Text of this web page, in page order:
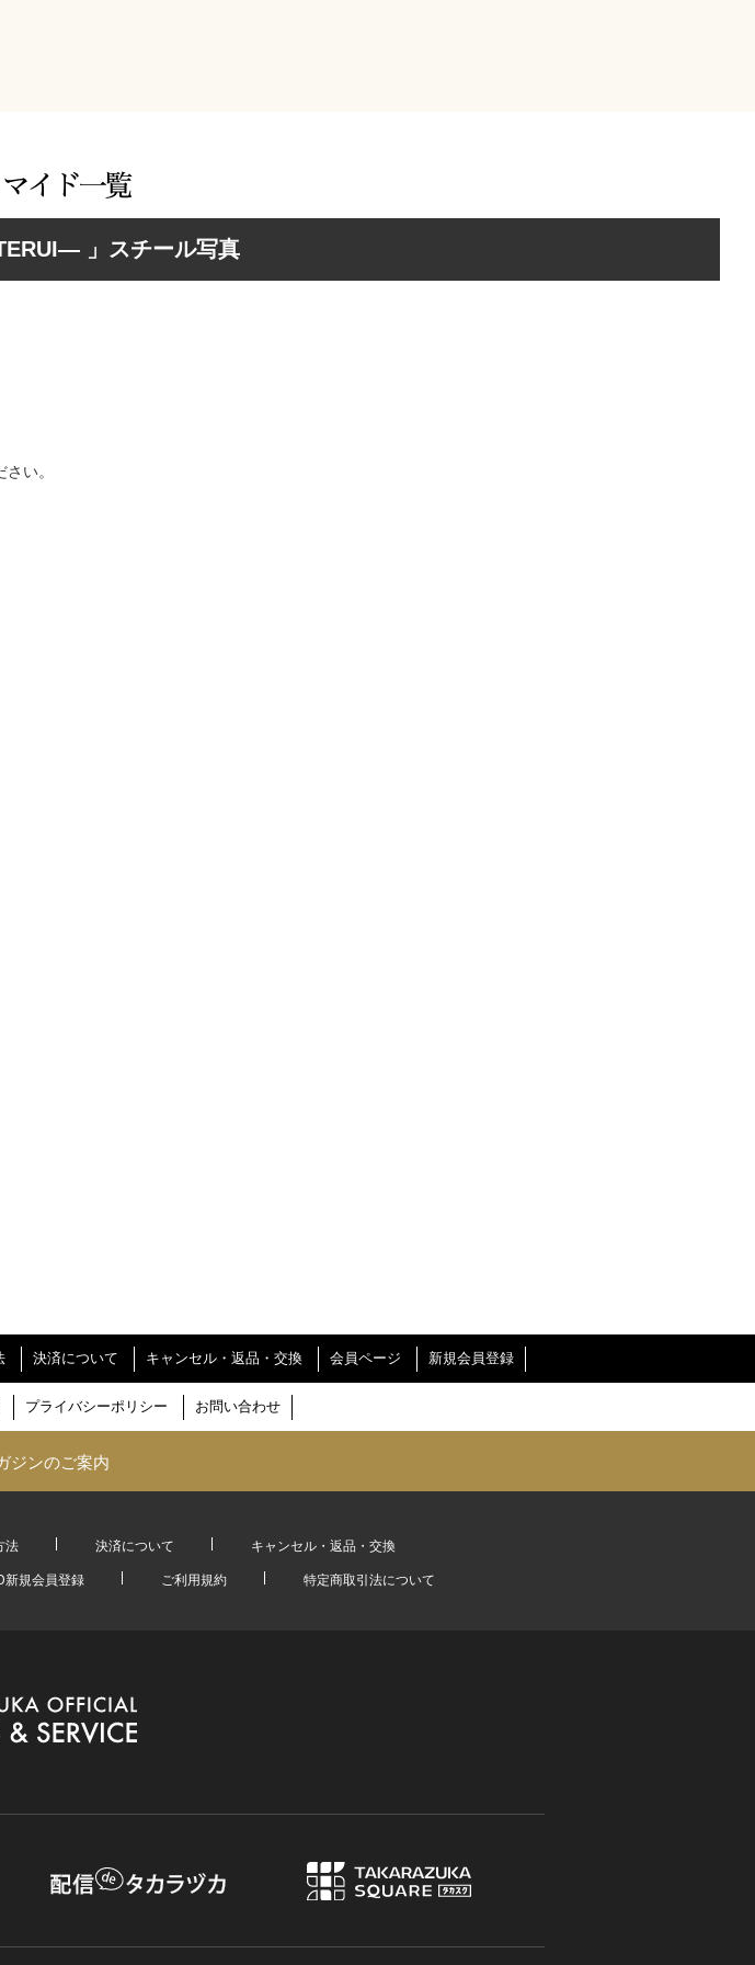
」スチール写真
い。
決済について キャンセル・返品・交換 会員ページ 新規会員登録
プライバシーポリシー お問い合わせ
ジンのご案内
法 決済について
キャンセル・返品・交換
新規会員登録 ご利用規約 特定商取引法について